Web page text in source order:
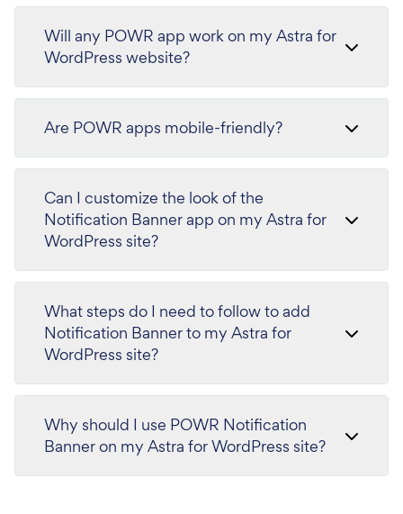
Will any POWR app work on my Astra for
WordPress website?
Are POWR apps mobile-friendly?
Can I customize the look of the
Notification Banner app on my Astra for
WordPress site?
What steps do I need to follow to add
Notification Banner to my Astra for
WordPress site?
Why should I use POWR Notification
Banner on my Astra for WordPress site?